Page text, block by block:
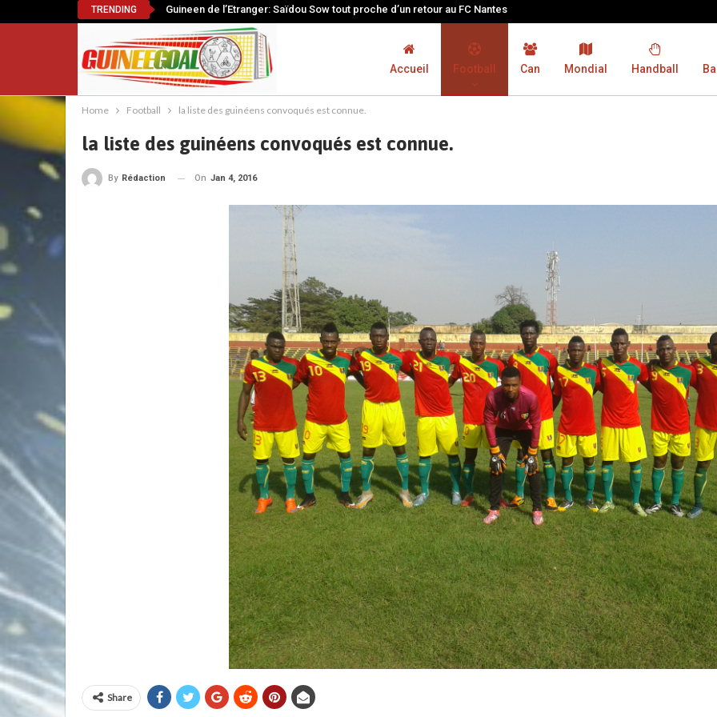
TRENDING Guineen de l’Etranger: Saïdou Sow tout proche d’un retour au FC Nantes
Accueil Football Can Mondial Handball
Home Football la liste des guinéens convoqués est connue.
la liste des guinéens convoqués est connue.
By Rédaction On Jan 4, 2016
Share